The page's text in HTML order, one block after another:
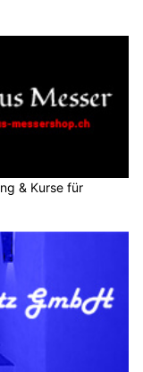
& Kurse für